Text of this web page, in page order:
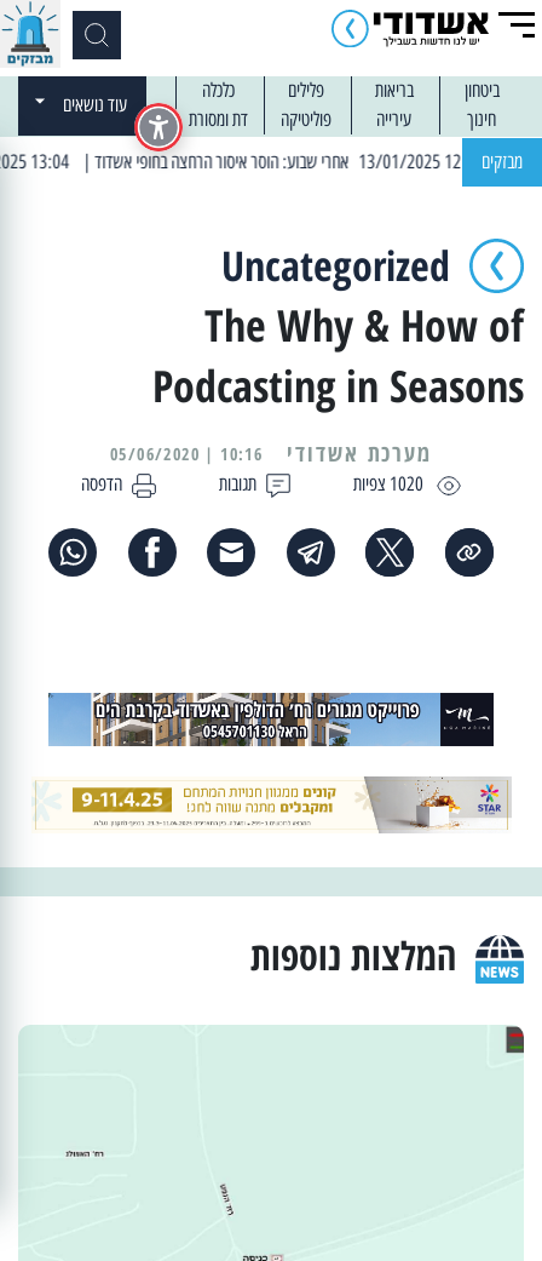
ביטחון בריאות פלילים
כלכלה
חינוך
עירייה פוליטיקה דת ומסורת
עוד נושאים
מבזקים | 13:04 14/01/2025 עובדים בלילות: עבודות קרצוף וריבוד אספלט
Uncategorized
The Why & How of
Podcasting in Seasons
1020 צפיות תגובות הדפסה
מערכת אשדודי 10:16 | 05/06/2020
המלצות נוספות